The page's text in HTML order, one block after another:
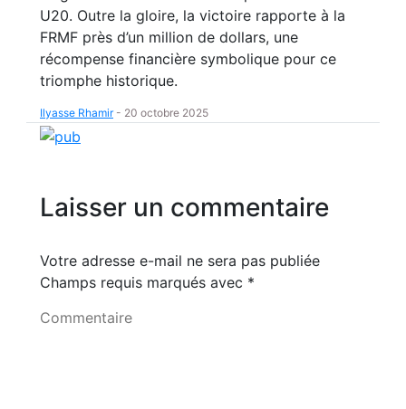
U20. Outre la gloire, la victoire rapporte à la
FRMF près d’un million de dollars, une
récompense financière symbolique pour ce
triomphe historique.
Ilyasse Rhamir- 20 octobre 2025
Laisser un commentaire
Votre adresse e-mail ne sera pas publiée
Champs requis marqués avec *
Commentaire